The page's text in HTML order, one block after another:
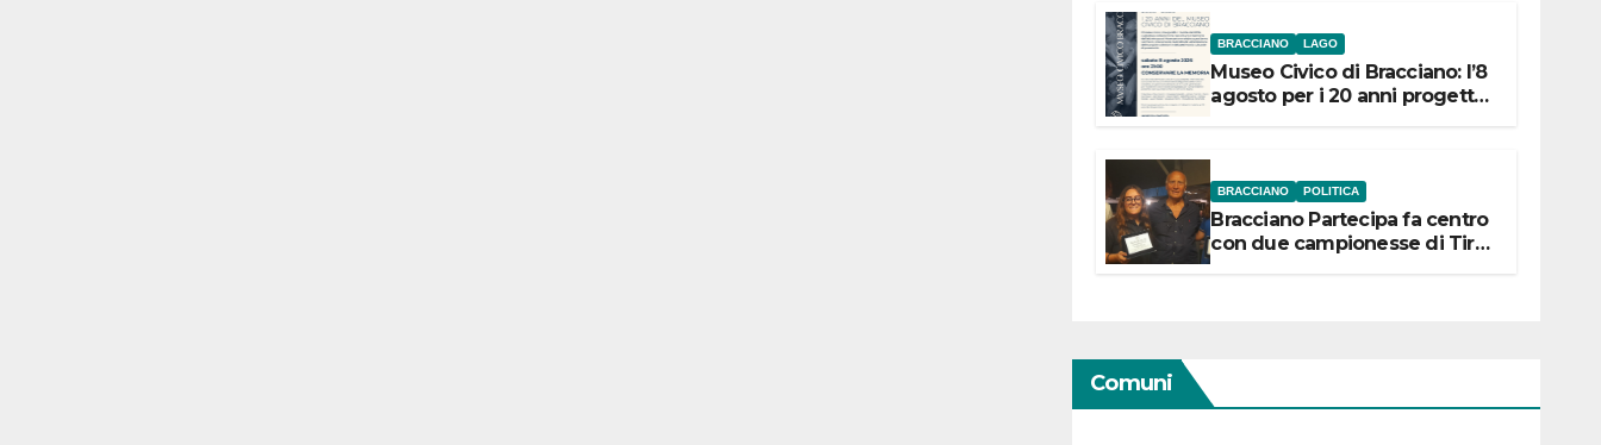
BRACCIANO LAGO
Museo Civico di Bracciano: l’8
agosto per i 20 anni progetto
BRACCIANO POLITICA
Bracciano Partecipa fa centro
con due campionesse di Tiro
Comuni